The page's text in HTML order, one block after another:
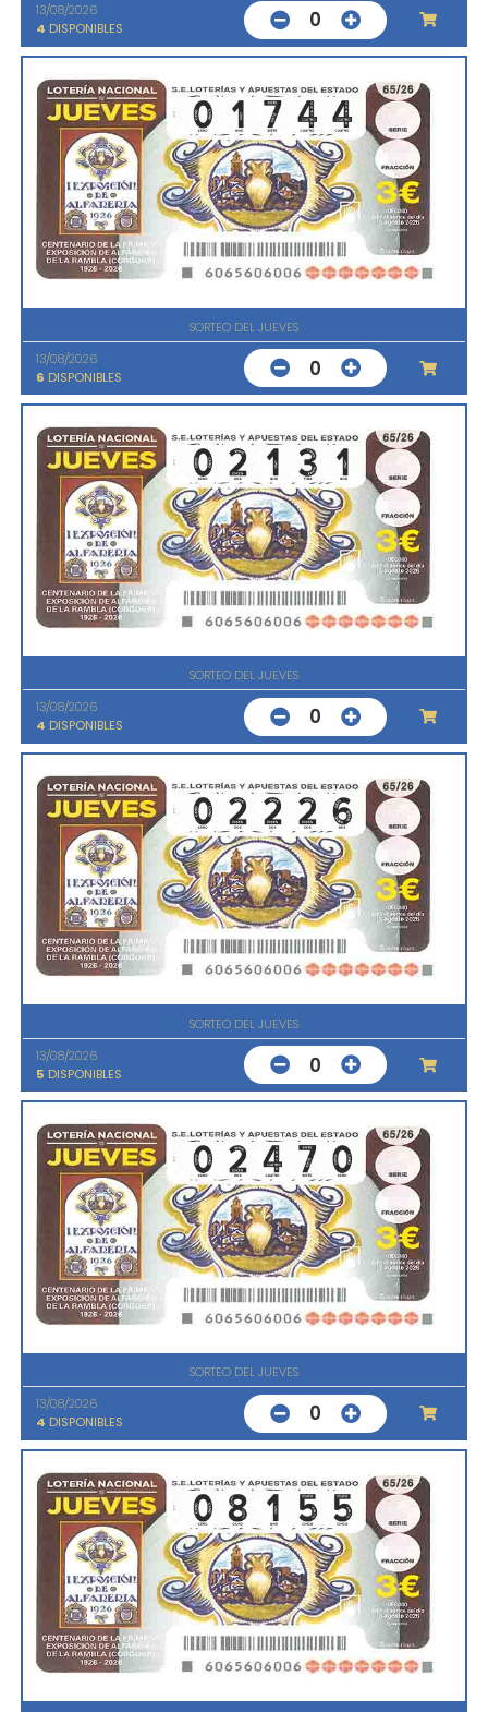
13/08/2026
4 DISPONIBLES 0
SORTEO DEL JUEVES
13/08/2026
6 DISPONIBLES 0
SORTEO DEL JUEVES
13/08/2026
4 DISPONIBLES 0
SORTEO DEL JUEVES
13/08/2026
5 DISPONIBLES 0
SORTEO DEL JUEVES
13/08/2026
4 DISPONIBLES 0